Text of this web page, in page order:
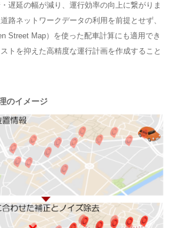
遅延の幅が減り、運行効率の向上に繋がりま
路ネットワークデータの利用を前提とせず、
Street Map）を使った配車計算にも適用でき
トを抑えた高精度な運行計画を作成すること
のイメージ